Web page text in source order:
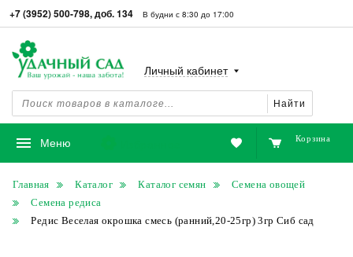
+7 (3952) 500-798, доб. 134 В будни с 8:30 до 17:00
Найти
Личный кабинет
Меню Корзина
Главная Каталог Каталог семян
Семена овощей
Семена редиса
Редис Веселая окрошка смесь (ранний,20-25гр) 3гр Сиб сад